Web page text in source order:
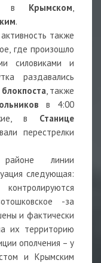
в Крымском,
.
также
где произошло
силовиками и
раздавались
, также
в 4:00
в Станице
перестрелки
линии
следующая:
контролируются
-за
и фактически
их территорию
ополчения – у
и Крымским